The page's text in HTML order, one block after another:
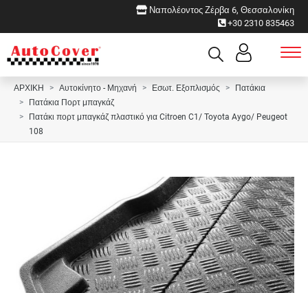
Ναπολέοντος Ζέρβα 6, Θεσσαλονίκη
+30 2310 835463
ΑΡΧΙΚΗ Αυτοκίνητο - Μηχανή Εσωτ. Εξοπλισμός
Πατάκια
Πατάκια Πορτ μπαγκάζ
Πατάκι πορτ μπαγκάζ πλαστικό για Citroen C1/ Toyota Aygo/ Peugeot
108